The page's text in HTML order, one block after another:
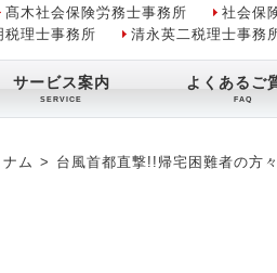
髙木社会保険労務士事務所 社会保
税理士事務所 清永英二税理士事務
サービス案内 よくあるご
ム 台風首都直撃!!帰宅困難者の方